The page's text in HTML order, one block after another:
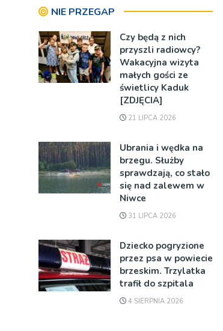
NIE PRZEGAP
Czy będą z nich
przyszli radiowcy?
Wakacyjna wizyta
małych gości ze
świetlicy Kaduk
[ZDJĘCIA]
21 LIPCA 2026
Ubrania i wędka na
brzegu. Służby
sprawdzają, co stało
się nad zalewem w
Niwce
31 LIPCA 2026
Dziecko pogryzione
przez psa w powiecie
brzeskim. Trzylatka
trafił do szpitala
4 SIERPNIA 2026